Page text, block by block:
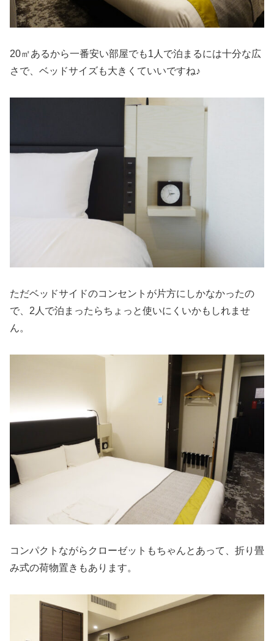
20㎡あるから一番安い部屋でも1人で泊まるには十分な広
さで、ベッドサイズも大きくていいですね♪
ただベッドサイドのコンセントが片方にしかなかったの
で、2人で泊まったらちょっと使いにくいかもしれませ
ん。
コンパクトながらクローゼットもちゃんとあって、折り畳
み式の荷物置きもあります。